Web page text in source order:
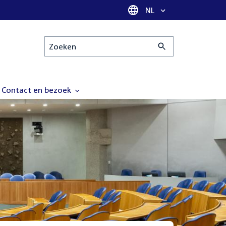
Taal selectie
NL
Zoeken
Contact en bezoek